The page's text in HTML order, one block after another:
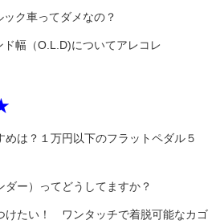
ック車ってダメなの？
ド幅（O.L.D)についてアレコレ
めは？１万円以下のフラットペダル５
ダー）ってどうしてますか？
けたい！ ワンタッチで着脱可能なカゴ